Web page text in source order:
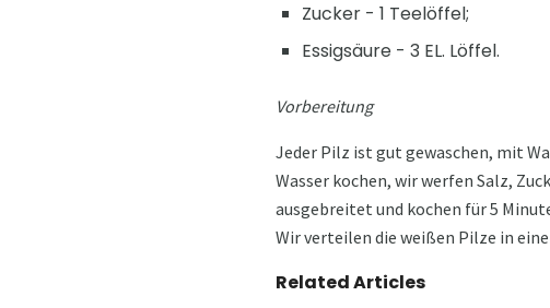
Zucker - 1 Teelöffel;
Essigsäure - 3 EL. Löffel.
Vorbereitung
Jeder Pilz ist gut gewaschen, mit
Wasser kochen, wir werfen Salz,
ausgebreitet und kochen für 5
Wir verteilen die weißen Pilze in
Related Articles